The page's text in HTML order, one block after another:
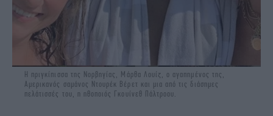
Η πριγκίπισσα της Νορβηγίας, Μάρθα Λουίζ, ο αγαπημένος της,
Αμερικανός σαμάνος Ντουρέκ Βέρετ και μια από τις διάσημες
πελάτισσές του, η ηθοποιός Γκουίνεθ Πάλτροου.